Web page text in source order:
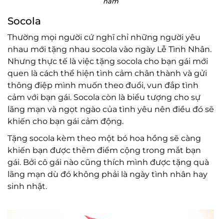
Socola
Thường mọi người cứ nghĩ chỉ những người yêu
nhau mới tặng nhau socola vào ngày Lễ Tình Nhân.
Nhưng thực tế là việc tặng socola cho bạn gái mới
quen là cách thể hiện tình cảm chân thành và gửi
thông điệp mình muốn theo đuổi, vun đắp tình
cảm với bạn gái. Socola còn là biểu tượng cho sự
lãng mạn và ngọt ngào của tình yêu nên điều đó sẽ
khiến cho bạn gái cảm động.
Tặng socola kèm theo một bó hoa hồng sẽ càng
khiến bạn được thêm điểm cộng trong mắt bạn
gái. Bởi cô gái nào cũng thích mình được tặng quà
lãng mạn dù đó không phải là ngày tình nhân hay
sinh nhật.